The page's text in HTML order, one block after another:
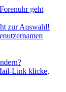
geht
zur Auswahl!
Link klicke,